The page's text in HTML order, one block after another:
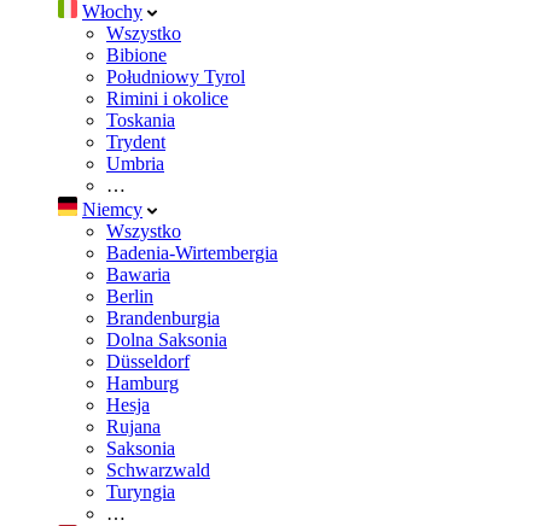
Włochy
Wszystko
Bibione
Południowy Tyrol
Rimini i okolice
Toskania
Trydent
Umbria
…
Niemcy
Wszystko
Badenia-Wirtembergia
Bawaria
Berlin
Brandenburgia
Dolna Saksonia
Düsseldorf
Hamburg
Hesja
Rujana
Saksonia
Schwarzwald
Turyngia
…